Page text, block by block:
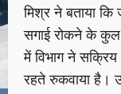
मिश्र ने बताया
सगाई रोकने के
में विभाग ने सक्रिय
रहते रुकवाया है।